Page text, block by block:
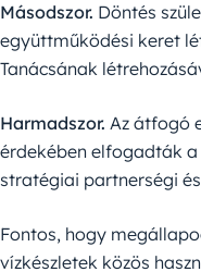
Másodszor. Döntés
együttműködési keret
Tanácsának
Harmadszor. Az átfogó
érdekében elfogadták
stratégiai partnerségi
Fontos, hogy
vízkészletek közös